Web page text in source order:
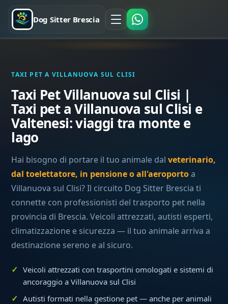
Dog Sitter Brescia
TAXI PET A VILLANUOVA SUL CLISI
Taxi Pet Villanuova sul Clisi |
Taxi pet a Villanuova sul Clisi e
Valtenesi: viaggi tra monte e
lago
Hai bisogno di portare il tuo animale dalveterinario,
dal toelettatore, in pensione o all'aeroportoa
Villanuova sul Clisi? Il circuito Dog Sitter Brescia ti
connette con professionisti del trasporto pet nella
provincia di Brescia. Veicoli attrezzati, autisti esperti,
climatizzazione e sicurezza — il tuo animale arriva a
destinazione sereno e al sicuro.
Veicoli attrezzati con trasportini omologati e sistemi di
ancoraggio a Villanuova sul Clisi
Autisti formati nella gestione pet — anche per animali